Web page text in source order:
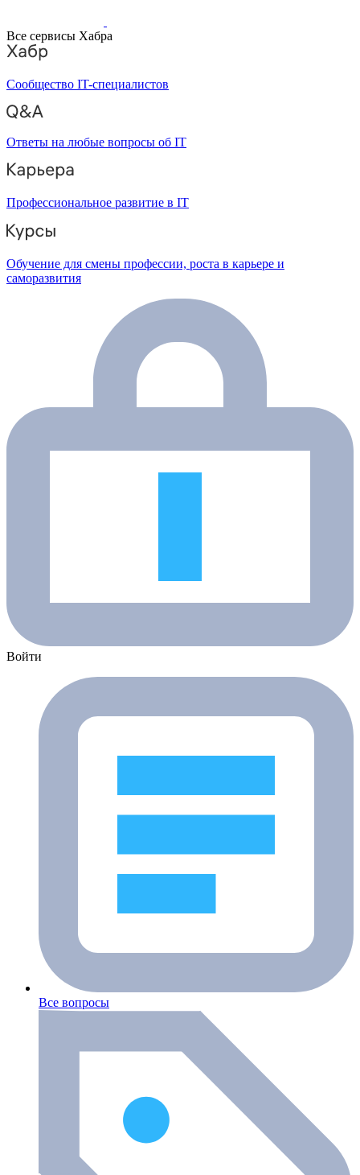
Все сервисы Хабра
Сообщество IT-специалистов
Ответы на любые вопросы об IT
Профессиональное развитие в IT
Обучение для смены профессии, роста в карьере и
саморазвития
Войти
Все вопросы